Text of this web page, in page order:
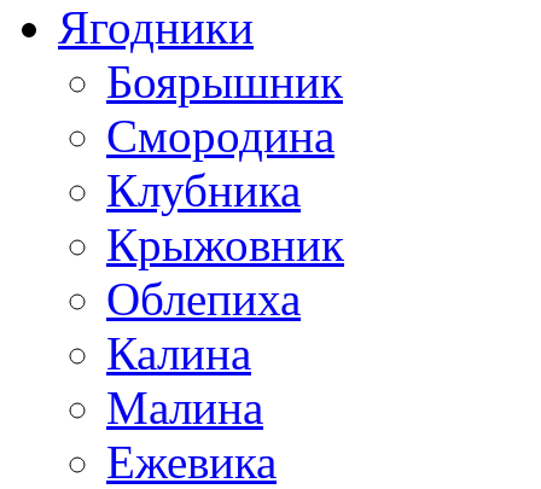
Ягодники
Боярышник
Смородина
Клубника
Крыжовник
Облепиха
Калина
Малина
Ежевика